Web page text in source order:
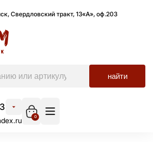
Свердловский тракт, 13«А», оф.203
найти
0